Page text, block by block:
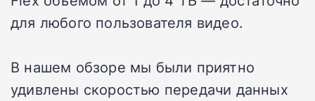
для любого пользователя видео.
В нашем обзоре мы были приятно
удивлены скоростью передачи данных